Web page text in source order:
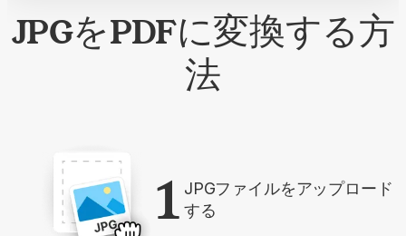
JPGをPDFに変換する方
法
1 JPGファイルをアップロード
する